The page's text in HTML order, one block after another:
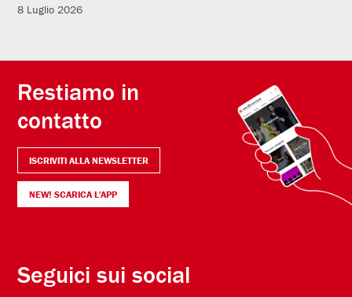
8 Luglio 2026
Restiamo in
contatto
ISCRIVITI ALLA NEWSLETTER
NEW! SCARICA L'APP
Seguici sui social